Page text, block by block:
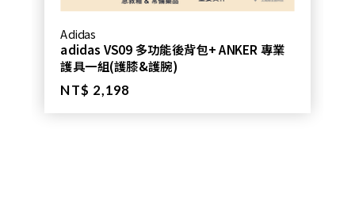
Adidas
adidas VS09 多功能後背包+ ANKER 專業
護具一組(護膝&護腕)
NT$ 2,198